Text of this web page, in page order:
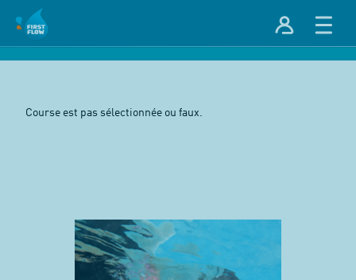
Course est pas sélectionnée ou faux.